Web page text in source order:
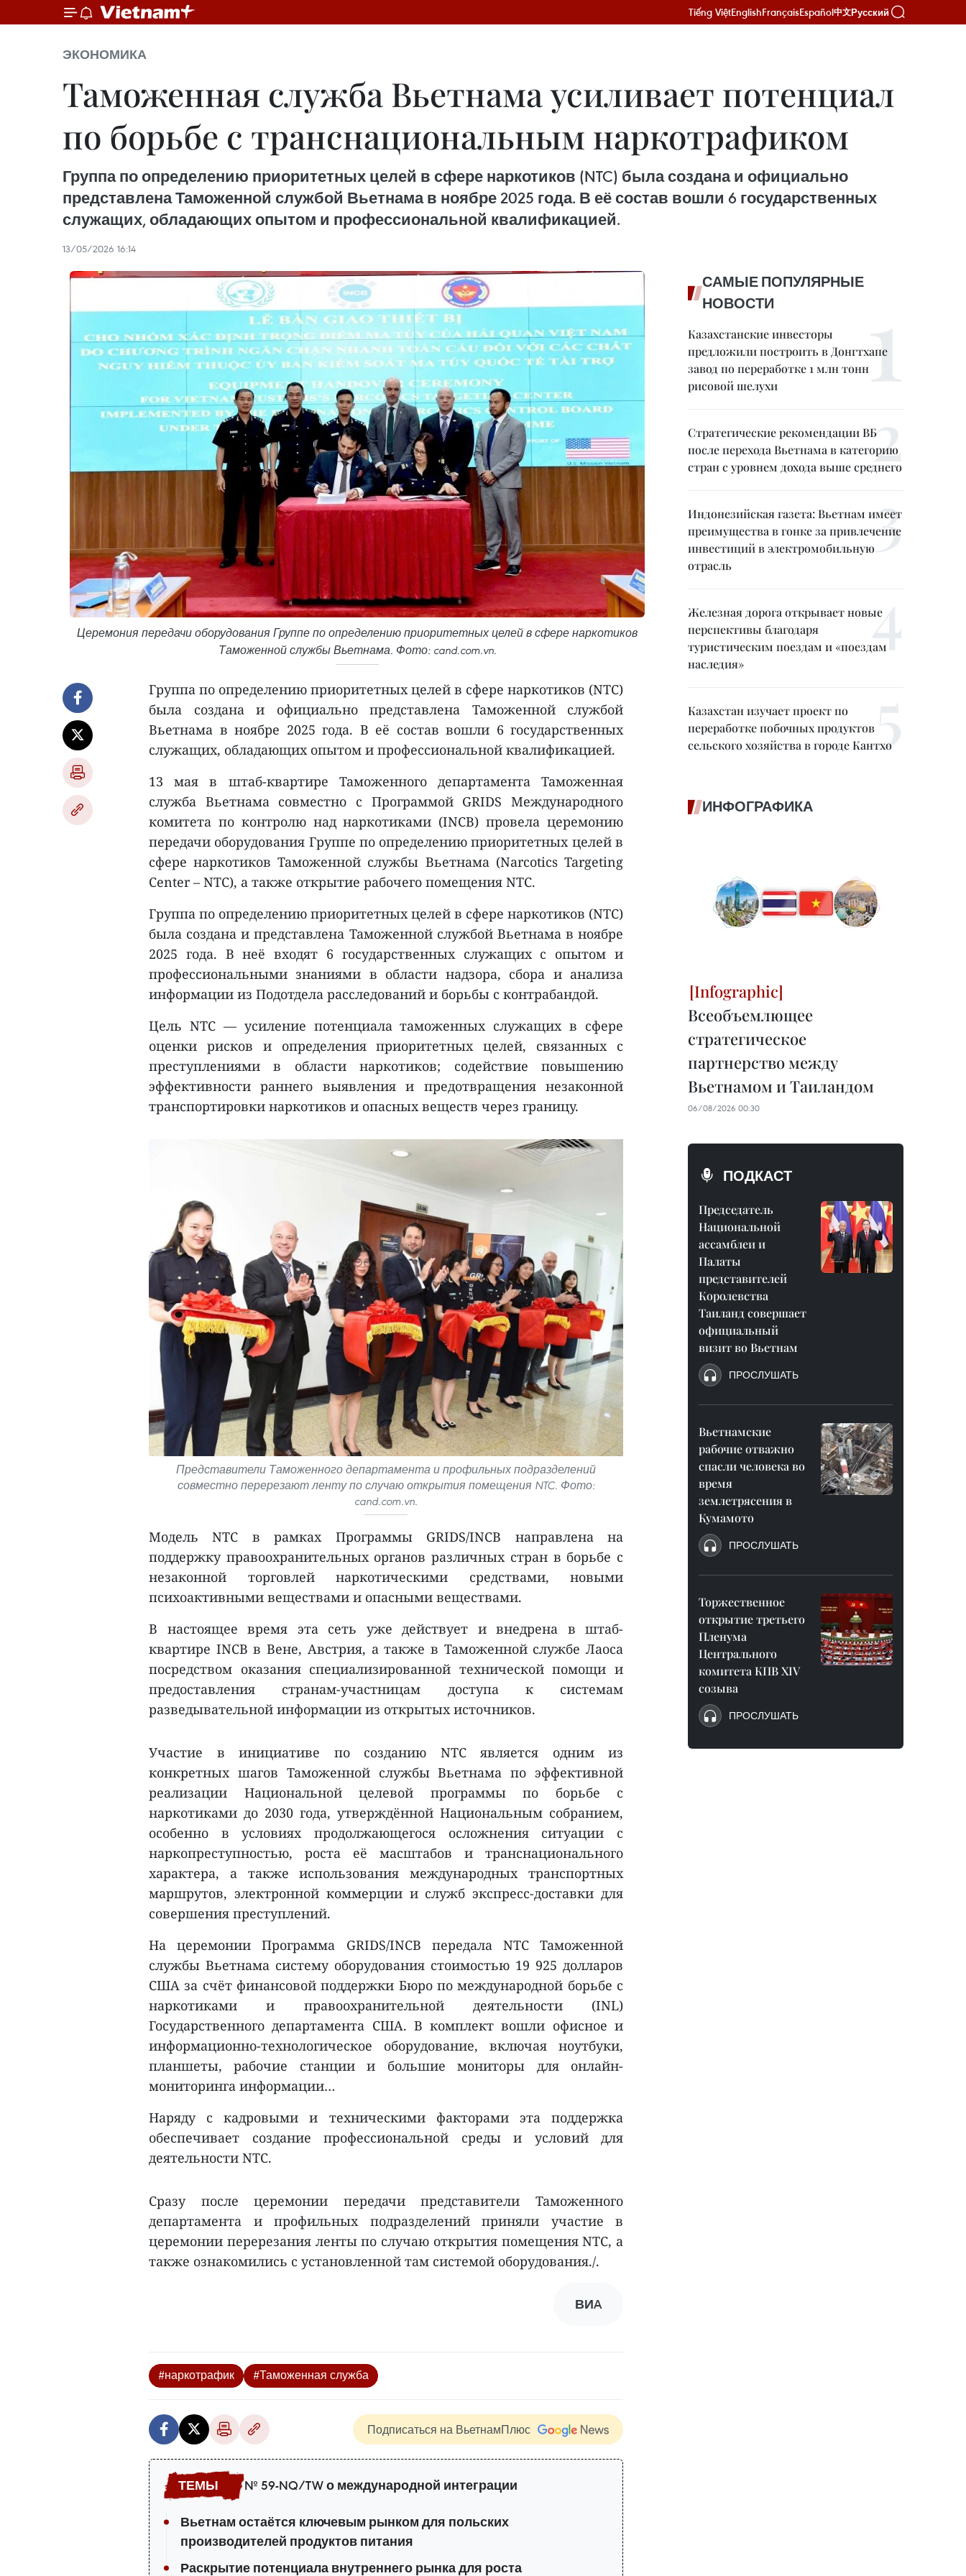
Tiếng ViệtEnglishFrançaisEspañol中文Русский
ЭКОНОМИКА
Таможенная служба Вьетнама усиливает потенциал
по борьбе с транснациональным наркотрафиком
Группа по определению приоритетных целей в сфере наркотиков (NTC) была создана и официально
представлена Таможенной службой Вьетнама в ноябре 2025 года. В её состав вошли 6 государственных
служащих, обладающих опытом и профессиональной квалификацией.
13/05/2026 16:14
Церемония передачи оборудования Группе по определению приоритетных целей в сфере наркотиков
Таможенной службы Вьетнама. Фото: cand.com.vn.
Группа по определению приоритетных целей в сфере наркотиков (NTC)
была создана и официально представлена Таможенной службой
Вьетнама в ноябре 2025 года. В её состав вошли 6 государственных
служащих, обладающих опытом и профессиональной квалификацией.
13 мая в штаб-квартире Таможенного департамента Таможенная
служба Вьетнама совместно с Программой GRIDS Международного
комитета по контролю над наркотиками (INCB) провела церемонию
передачи оборудования Группе по определению приоритетных целей в
сфере наркотиков Таможенной службы Вьетнама (Narcotics Targeting
Center – NTC), а также открытие рабочего помещения NTC.
Группа по определению приоритетных целей в сфере наркотиков (NTC)
была создана и представлена Таможенной службой Вьетнама в ноябре
2025 года. В неё входят 6 государственных служащих с опытом и
профессиональными знаниями в области надзора, сбора и анализа
информации из Подотдела расследований и борьбы с контрабандой.
Цель NTC — усиление потенциала таможенных служащих в сфере
оценки рисков и определения приоритетных целей, связанных с
преступлениями в области наркотиков; содействие повышению
эффективности раннего выявления и предотвращения незаконной
транспортировки наркотиков и опасных веществ через границу.
Представители Таможенного департамента и профильных подразделений
совместно перерезают ленту по случаю открытия помещения NTC. Фото:
cand.com.vn.
Модель NTC в рамках Программы GRIDS/INCB направлена на
поддержку правоохранительных органов различных стран в борьбе с
незаконной торговлей наркотическими средствами, новыми
психоактивными веществами и опасными веществами.
В настоящее время эта сеть уже действует и внедрена в штаб-
квартире INCB в Вене, Австрия, а также в Таможенной службе Лаоса
посредством оказания специализированной технической помощи и
предоставления странам-участницам доступа к системам
разведывательной информации из открытых источников.
Участие в инициативе по созданию NTC является одним из
конкретных шагов Таможенной службы Вьетнама по эффективной
реализации Национальной целевой программы по борьбе с
наркотиками до 2030 года, утверждённой Национальным собранием,
особенно в условиях продолжающегося осложнения ситуации с
наркопреступностью, роста её масштабов и транснационального
характера, а также использования международных транспортных
маршрутов, электронной коммерции и служб экспресс-доставки для
совершения преступлений.
На церемонии Программа GRIDS/INCB передала NTC Таможенной
службы Вьетнама систему оборудования стоимостью 19 925 долларов
США за счёт финансовой поддержки Бюро по международной борьбе с
наркотиками и правоохранительной деятельности (INL)
Государственного департамента США. В комплект вошли офисное и
информационно-технологическое оборудование, включая ноутбуки,
планшеты, рабочие станции и большие мониторы для онлайн-
мониторинга информации…
Наряду с кадровыми и техническими факторами эта поддержка
обеспечивает создание профессиональной среды и условий для
деятельности NTC.
Сразу после церемонии передачи представители Таможенного
департамента и профильных подразделений приняли участие в
церемонии перерезания ленты по случаю открытия помещения NTC, а
также ознакомились с установленной там системой оборудования./.
ВИA
#наркотрафик #Таможенная служба
Подписаться на ВьетнамПлюс
№ 59-NQ/TW о международной интеграции
Вьетнам остаётся ключевым рынком для польских
производителей продуктов питания
Раскрытие потенциала внутреннего рынка для роста
САМЫЕ ПОПУЛЯРНЫЕ
НОВОСТИ
Казахстанские инвесторы
предложили построить в Донгтхапе
завод по переработке 1 млн тонн
рисовой шелухи
Стратегические рекомендации ВБ
после перехода Вьетнама в категорию
стран с уровнем дохода выше среднего
Индонезийская газета: Вьетнам имеет
преимущества в гонке за привлечение
инвестиций в электромобильную
отрасль
Железная дорога открывает новые
перспективы благодаря
туристическим поездам и «поездам
наследия»
Казахстан изучает проект по
переработке побочных продуктов
сельского хозяйства в городе Кантхо
ИНФОГРАФИКА
Всеобъемлющее
стратегическое
партнерство между
Вьетнамом и Таиландом
06/08/2026 00:30
ПОДКАСТ
Председатель
Национальной
ассамблеи и
Палаты
представителей
Королевства
Таиланд совершает
официальный
визит во Вьетнам
ПРОСЛУШАТЬ
Вьетнамские
рабочие отважно
спасли человека во
время
землетрясения в
Кумамото
ПРОСЛУШАТЬ
Торжественное
открытие третьего
Пленума
Центрального
комитета КПВ XIV
созыва
ПРОСЛУШАТЬ